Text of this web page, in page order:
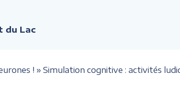
du Lac
! » Simulation cognitive : activités